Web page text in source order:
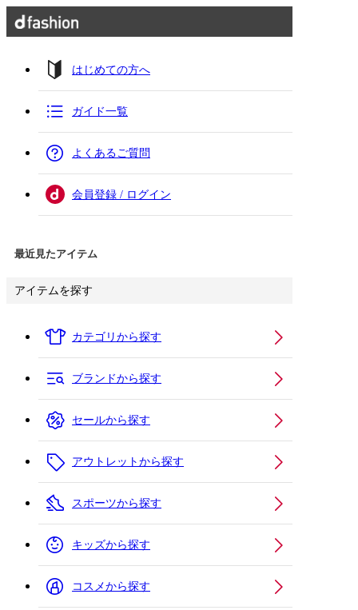
はじめての方へ
ガイド一覧
よくあるご質問
会員登録 / ログイン
最近見たアイテム
アイテムを探す
カテゴリから探す
ブランドから探す
セールから探す
アウトレットから探す
スポーツから探す
キッズから探す
コスメから探す